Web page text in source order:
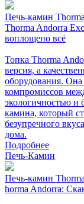
Печь-камин
Thorma Andorra
воплощено всё
Топка Thorma
версия, а
оборудования. Она
компромиссов
экологичностью и
камина, который
безупречного
дома.
Подробнее
Печь-Камин
Печь-камин
horma Andorra: